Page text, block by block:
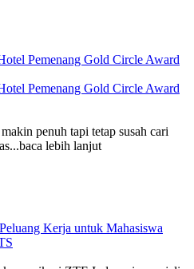
Pemenang Gold Circle Award
Pemenang Gold Circle Award
penuh tapi tetap susah cari
lebih lanjut
Kerja untuk Mahasiswa